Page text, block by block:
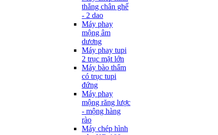
thẳng chân ghế
- 2 dao
Máy phay
mộng âm
dương
Máy phay tupi
2 trục mặt lớn
Máy bào thẩm
có trục tupi
đứng
Máy phay
mộng răng lược
- mộng hàng
rào
Máy chép hình